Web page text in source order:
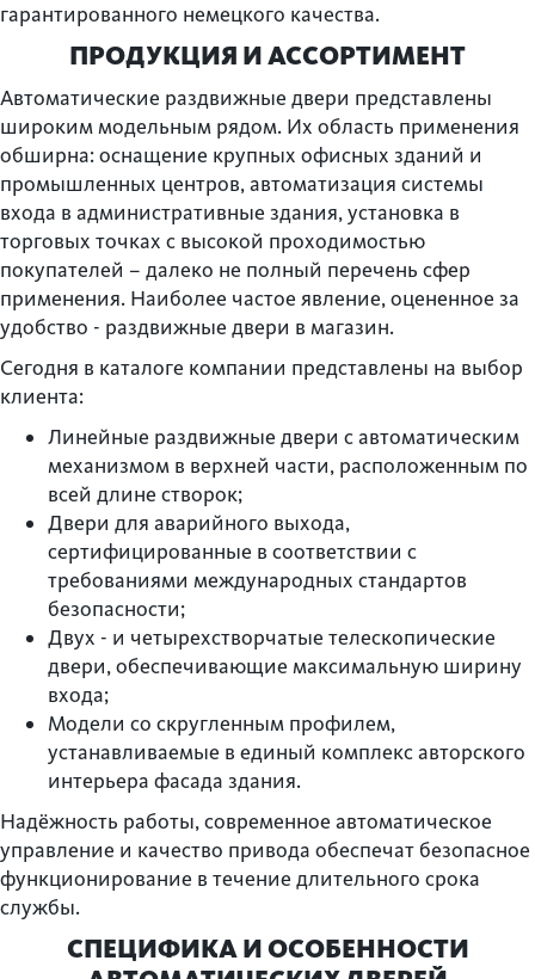
гарантированного немецкого качества.
ПРОДУКЦИЯ И АССОРТИМЕНТ
Автоматические раздвижные двери представлены
широким модельным рядом. Их область применения
обширна: оснащение крупных офисных зданий и
промышленных центров, автоматизация системы
входа в административные здания, установка в
торговых точках с высокой проходимостью
покупателей – далеко не полный перечень сфер
применения. Наиболее частое явление, оцененное за
удобство - раздвижные двери в магазин.
Сегодня в каталоге компании представлены на выбор
клиента:
Линейные раздвижные двери с автоматическим
механизмом в верхней части, расположенным по
всей длине створок;
Двери для аварийного выхода,
сертифицированные в соответствии с
требованиями международных стандартов
безопасности;
Двух - и четырехстворчатые телескопические
двери, обеспечивающие максимальную ширину
входа;
Модели со скругленным профилем,
устанавливаемые в единый комплекс авторского
интерьера фасада здания.
Надёжность работы, современное автоматическое
управление и качество привода обеспечат безопасное
функционирование в течение длительного срока
службы.
СПЕЦИФИКА И ОСОБЕННОСТИ